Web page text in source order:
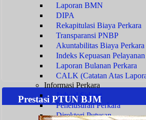
Laporan BMN
DIPA
Rekapitulasi Biaya Perkara
Transparansi PNBP
Akuntabilitas Biaya Perkara
Indeks Kepuasan Pelayanan
Laporan Bulanan Perkara
CALK (Catatan Atas
Informasi Perkara
Jadwal Sidang
Penelusuran Perkara
Direktori Putusan
Prestasi PTUN BJM